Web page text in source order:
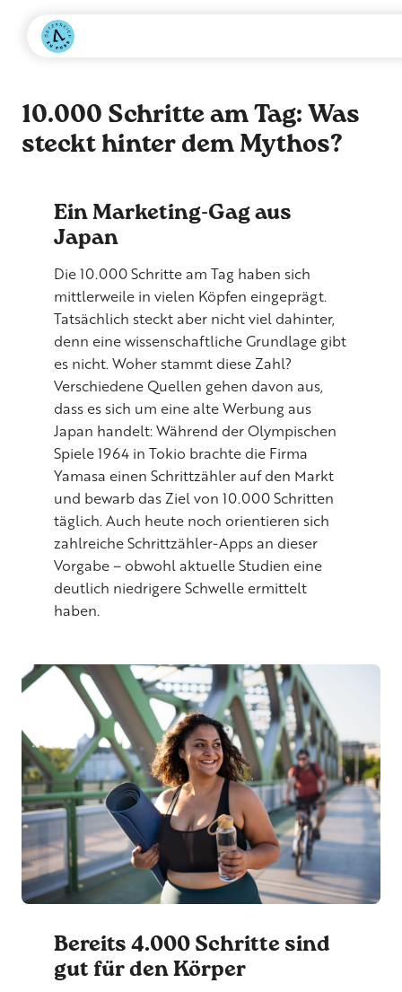
10.000 Schritte am Tag: Was
steckt hinter dem Mythos?
Ein Marketing-Gag aus
Japan
Die 10.000 Schritte am Tag haben sich
mittlerweile in vielen Köpfen eingeprägt.
Tatsächlich steckt aber nicht viel dahinter,
denn eine wissenschaftliche Grundlage gibt
es nicht. Woher stammt diese Zahl?
Verschiedene Quellen gehen davon aus,
dass es sich um eine alte Werbung aus
Japan handelt: Während der Olympischen
Spiele 1964 in Tokio brachte die Firma
Yamasa einen Schrittzähler auf den Markt
und bewarb das Ziel von 10.000 Schritten
täglich. Auch heute noch orientieren sich
zahlreiche Schrittzähler-Apps an dieser
Vorgabe – obwohl aktuelle Studien eine
deutlich niedrigere Schwelle ermittelt
haben.
Bereits 4.000 Schritte sind
gut für den Körper